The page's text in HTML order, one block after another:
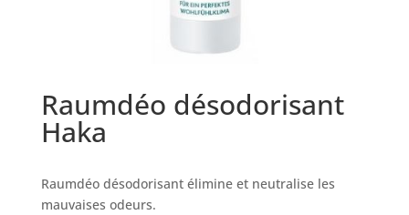
Raumdéo désodorisant
Haka
Raumdéo désodorisant élimine et neutralise les
mauvaises odeurs.